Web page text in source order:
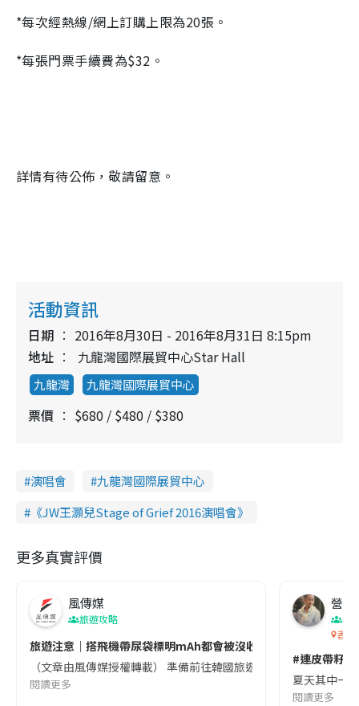
*每次經熱線/網上訂購上限為20張。
*每張門票手續費為$32 。
詳情有待公佈，敬請留意。
活動資訊
日期
2016年8月30日 - 2016年8月31日 8:15pm
地址
九龍灣國際展貿中心Star Hall
九龍灣 九龍灣國際展貿中心
票價 $680 / $480 / $380
演唱會
九龍灣國際展貿中心
《JW王灝兒Stage of Grief 2016演唱會》
更多真實評價
風傳媒
旅遊攻略
旅遊注意｜搭飛機帶尿袋標明mAh都會被沒收😱出發前切記檢查
（文章由風傳媒授權轉載） 準備前往韓國旅遊的民眾，近期要
閱讀更多
營養
香港
#連皮帶籽
夏天其中一
閱讀更多